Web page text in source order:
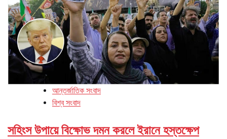
আন্তর্জাতিক সংবাদ
বিশ্ব সংবাদ
সহিংস উপায়ে বিক্ষোভ দমন করলে ইরানে হস্তক্ষেপ